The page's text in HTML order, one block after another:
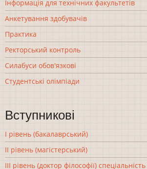
Інформація для технічних факультетів
Анкетування здобувачів
Практика
Ректорський контроль
Силабуси обов'язкові
Студентські олімпіади
Вступникові
І рівень (бакалаврський)
ІІ рівень (магістерський)
ІІІ рівень (доктор філософії)